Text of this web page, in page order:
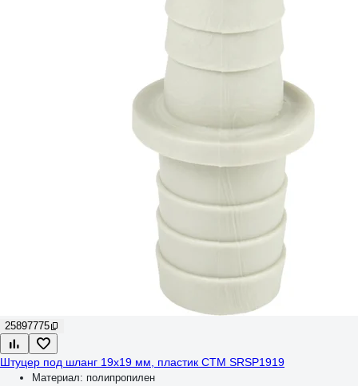
25897775
Штуцер под шланг 19x19 мм, пластик СТМ SRSP1919
Материал: полипропилен